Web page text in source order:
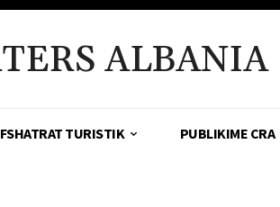
ALBANIA
TURISTIK PUBLIKIME CRA